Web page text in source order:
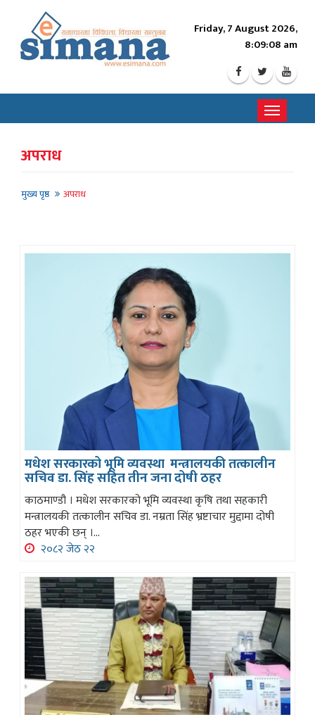
Friday, 7 August 2026,
8:09:10 am
Toggle
अपराध
मुख्य पृष्ठ अपराध
मधेश सरकारको भूमि व्यवस्था मन्त्रालयकी तत्कालीन
सचिव डा. सिंह सहित तीन जना दोषी ठहर
काठमाण्डौ । मधेश सरकारको भूमि व्यवस्था कृषि तथा सहकारी
मन्त्रालयकी तत्कालीन सचिव डा. नम्रता सिंह भ्रष्टाचार मुद्दामा दोषी
ठहर भएकी छन् ।...
२०८२ जेठ २२